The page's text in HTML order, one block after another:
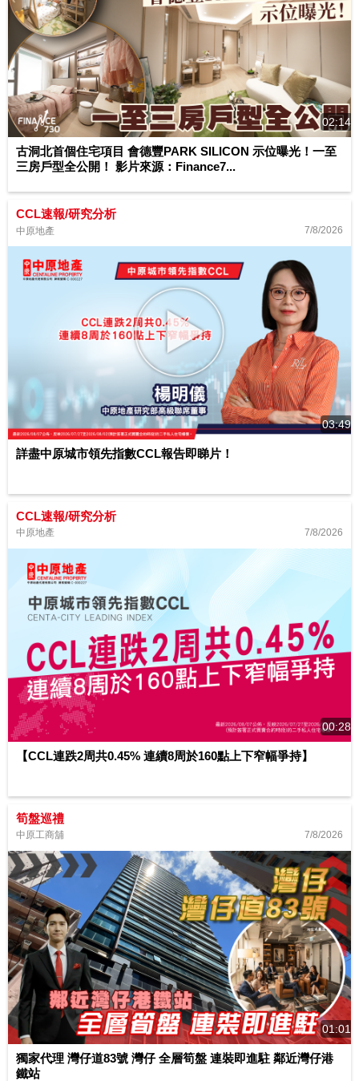
02:14
古洞北首個住宅項目 會德豐PARK SILICON 示位曝光！一至
三房戶型全公開！ 影片來源：Finance7...
CCL速報/研究分析
中原地產 7/8/2026
03:49
詳盡中原城市領先指數CCL報告即睇片！
CCL速報/研究分析
中原地產 7/8/2026
00:28
【CCL連跌2周共0.45% 連續8周於160點上下窄幅爭持】
筍盤巡禮
中原工商舖 7/8/2026
01:01
獨家代理 灣仔道83號 灣仔 全層筍盤 連裝即進駐 鄰近灣仔港
鐵站